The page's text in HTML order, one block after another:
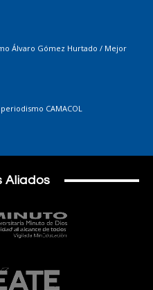
Álvaro Gómez Hurtado / Mejor
CAMACOL
Aliados